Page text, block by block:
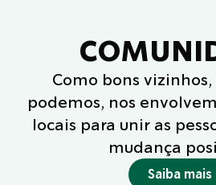
Como bons
podemos, nos
locais para unir as
mudança
Saiba mais